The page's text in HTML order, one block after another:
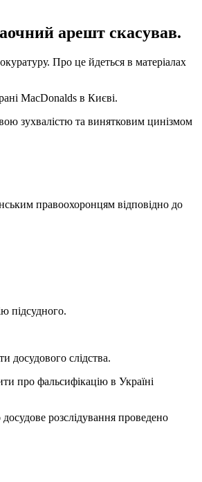
арешт скасував.
Про це йдеться в матеріалах
MacDonalds в Києві.
зухвалістю та винятковим цинізмом
правоохоронцям відповідно до
підсудного.
досудового слідства.
про фальсифікацію в Україні
розслідування проведено